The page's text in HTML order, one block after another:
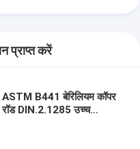
प्राप्त करें
ASTM B441 बेरिलियम कॉपर
रॉड DIN.2.1285 उच्च